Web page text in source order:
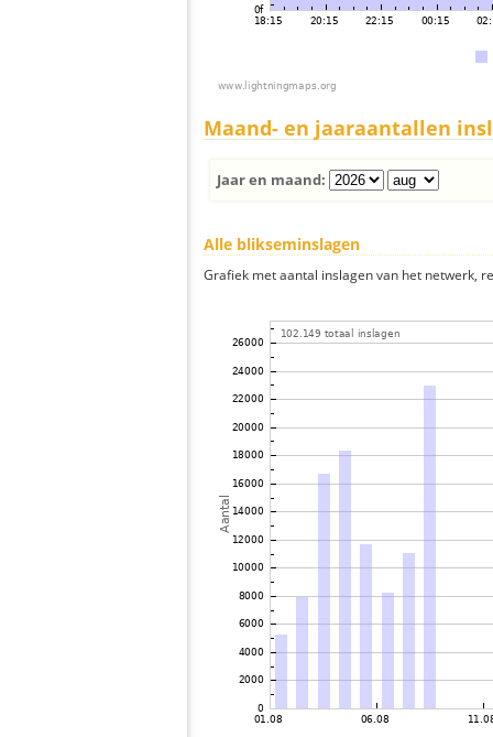
Maand- en jaaraantallen
Jaar en maand:
Alle blikseminslagen
Grafiek met aantal inslagen van het netwerk,